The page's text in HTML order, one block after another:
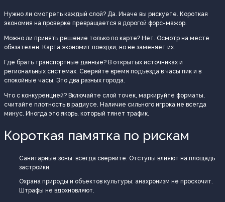
Нужно ли смотреть каждый слой? Да. Иначе вы рискуете. Короткая
экономия на проверке превращается в дорогой форс-мажор.
Можно ли принять решение только по карте? Нет. Осмотр на месте
обязателен. Карта экономит поездки, но не заменяет их.
Где брать транспортные данные? В открытых источниках и
региональных системах. Сверяйте время подъезда в часы пик и в
спокойные часы. Это два разных города.
Что с конкуренцией? Включайте слой точек, маркируйте форматы,
считайте плотность в радиусе. Наличие сильного игрока не всегда
минус. Иногда это якорь, который тянет трафик.
Короткая памятка по рискам
Санитарные зоны: всегда сверяйте. Отступы влияют на площадь
застройки.
Охрана природы и объектов культуры: анахронизм не проскочит.
Штрафы не вдохновляют.